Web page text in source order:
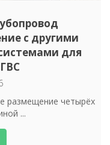
с другими
для
размещение четырёх
...